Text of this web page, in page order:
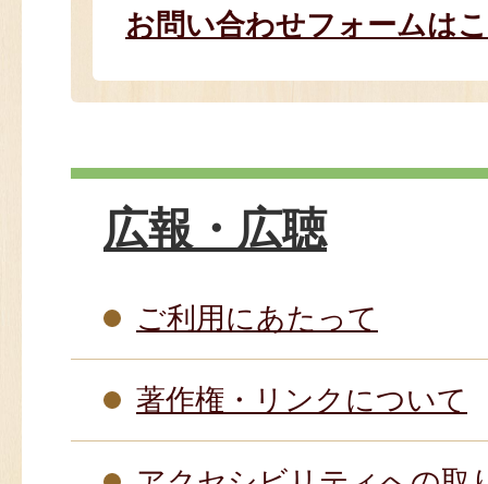
お問い合わせフォームは
広報・広聴
ご利用にあたって
著作権・リンクについて